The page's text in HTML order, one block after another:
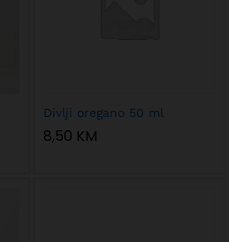
Divlji oregano 50 ml
8,50 KM